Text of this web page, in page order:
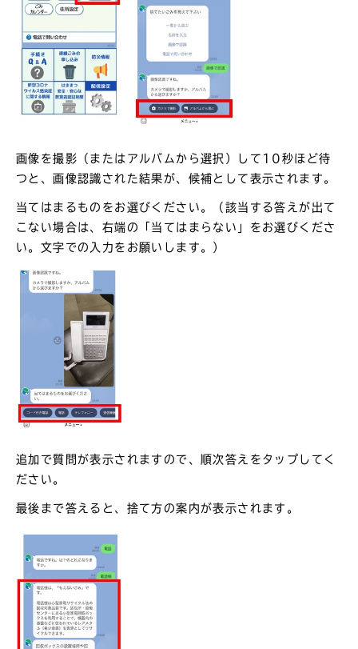
画像を撮影（またはアルバムから選択）して10秒ほど待
つと、画像認識された結果が、候補として表示されます。
当てはまるものをお選びください。（該当する答えが出て
こない場合は、右端の「当てはまらない」をお選びくださ
い。文字での入力をお願いします。）
追加で質問が表示されますので、順次答えをタップしてく
ださい。
最後まで答えると、捨て方の案内が表示されます。